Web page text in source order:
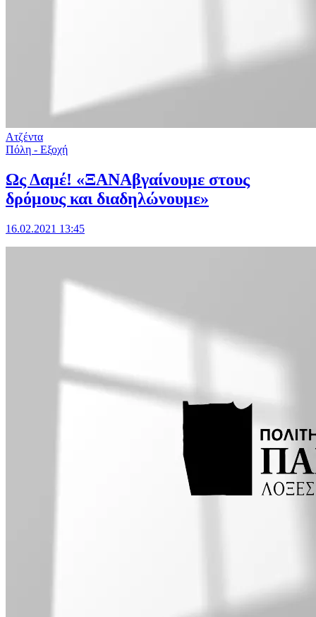
Ατζέντα
Πόλη - Εξοχή
Ως Δαμέ! «ΞΑΝΑβγαίνουμε στους
δρόμους και διαδηλώνουμε»
16.02.2021 13:45